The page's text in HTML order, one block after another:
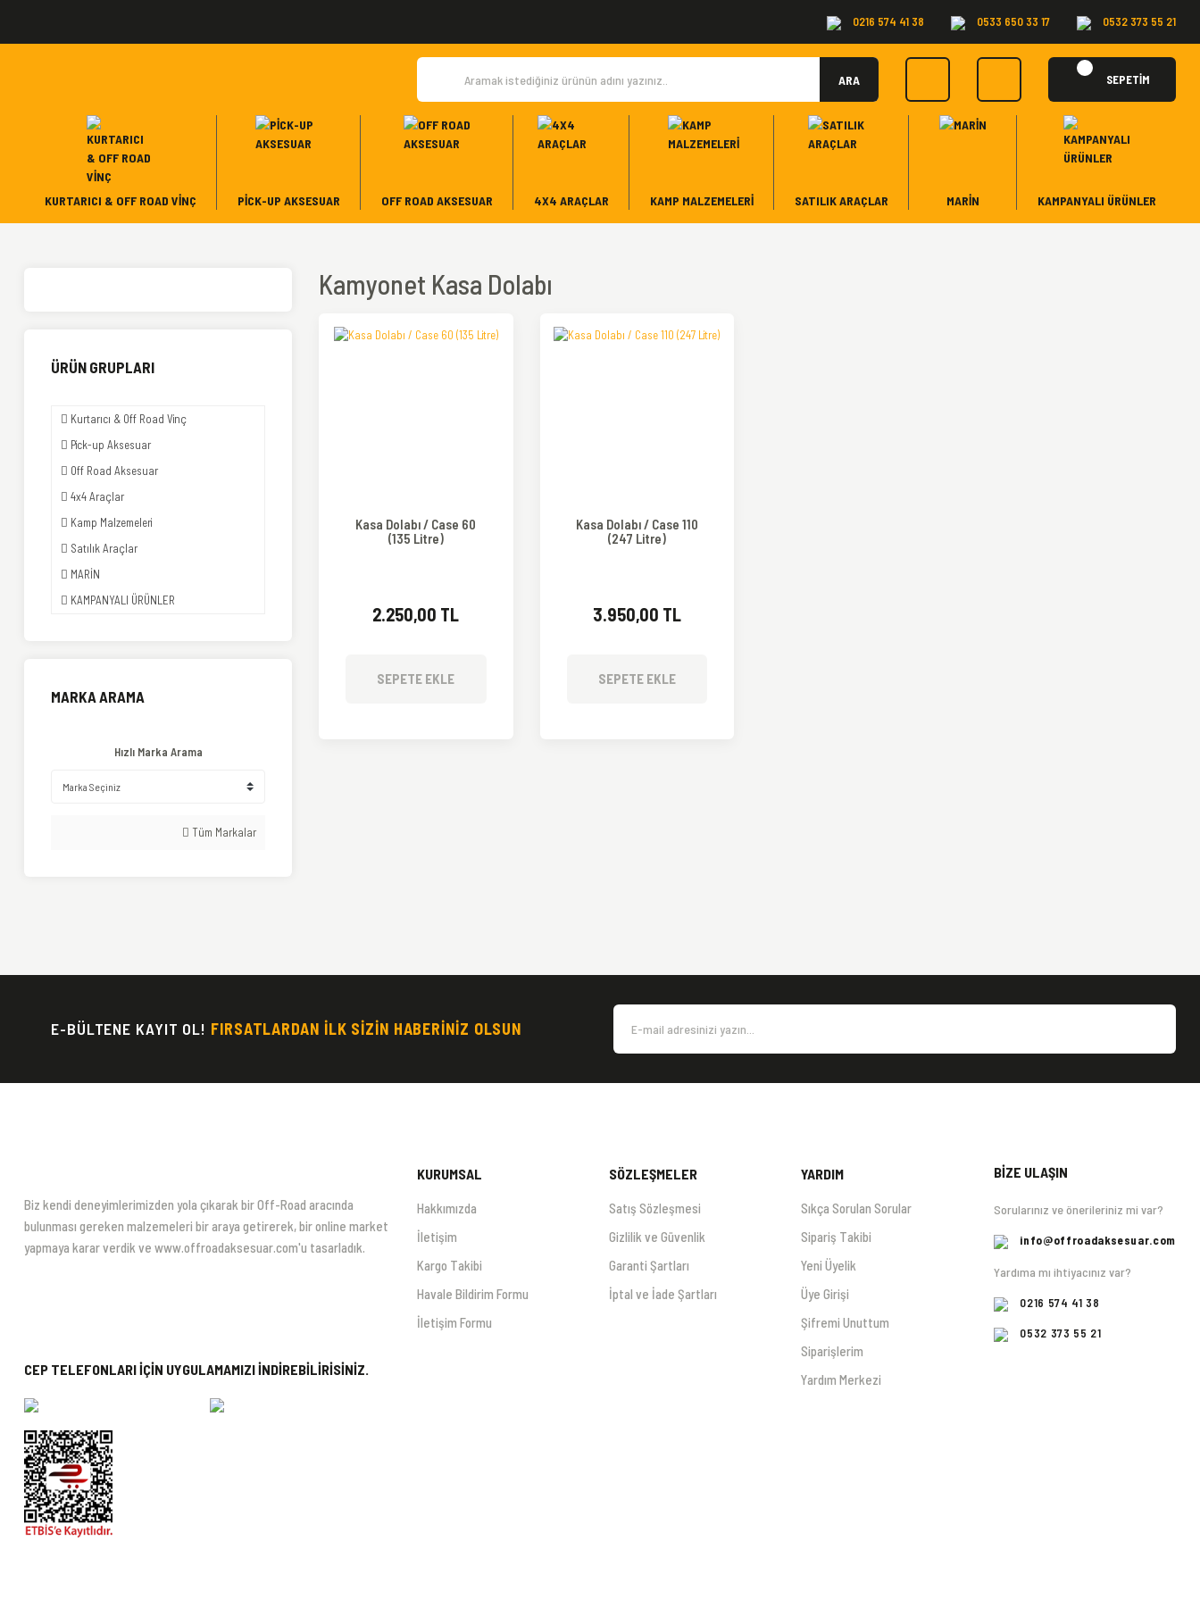
0216 574 41 38 0533 650 33 17 0532 373 55 21
ARA SEPETİM
KURTARICI & OFF ROAD VINÇ PICK-UP AKSESUAR OFF ROAD AKSESUAR 4X4 ARAÇLAR KAMP MALZEMELERI SATILIK ARAÇLAR MARİN KAMPANYALI ÜRÜNLER
ÜRÜN GRUPLARI
Kurtarıcı & Off Road Vinç
Pick-up Aksesuar
Off Road Aksesuar
4x4 Araçlar
Kamp Malzemeleri
Satılık Araçlar
MARİN
KAMPANYALI ÜRÜNLER
MARKA ARAMA
Hızlı Marka Arama
Tüm Markalar
Kamyonet Kasa Dolabı
Kasa Dolabı / Case 60
(135 Litre)
2.250,00 TL
SEPETE EKLE
Kasa Dolabı / Case 110
(247 Litre)
3.950,00 TL
SEPETE EKLE
E-BÜLTENE KAYIT OL! FIRSATLARDAN İLK SİZİN HABERİNİZ OLSUN
Biz kendi deneyimlerimizden yola çıkarak bir Off-Road aracında
bulunması gereken malzemeleri bir araya getirerek, bir online market
yapmaya karar verdik ve www.offroadaksesuar.com'u tasarladık.
CEP TELEFONLARI İÇİN UYGULAMAMIZI İNDİREBİLİRİSİNİZ.
KURUMSAL
Hakkımızda
İletişim
Kargo Takibi
Havale Bildirim Formu
İletişim Formu
SÖZLEŞMELER
Satış Sözleşmesi
Gizlilik ve Güvenlik
Garanti Şartları
İptal ve İade Şartları
YARDIM
Sıkça Sorulan Sorular
Sipariş Takibi
Yeni Üyelik
Üye Girişi
Şifremi Unuttum
Siparişlerim
Yardım Merkezi
BİZE ULAŞIN
Sorularınız ve önerileriniz mi var?
info@offroadaksesuar.com
Yardıma mı ihtiyacınız var?
0216 574 41 38
0532 373 55 21